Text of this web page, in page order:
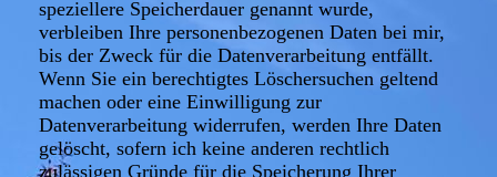
speziellere Speicherdauer genannt wurde,
verbleiben Ihre personenbezogenen Daten bei mir,
bis der Zweck für die Datenverarbeitung entfällt.
Wenn Sie ein berechtigtes Löschersuchen geltend
machen oder eine Einwilligung zur
Datenverarbeitung widerrufen, werden Ihre Daten
gelöscht, sofern ich keine anderen rechtlich
zulässigen Gründe für die Speicherung Ihrer